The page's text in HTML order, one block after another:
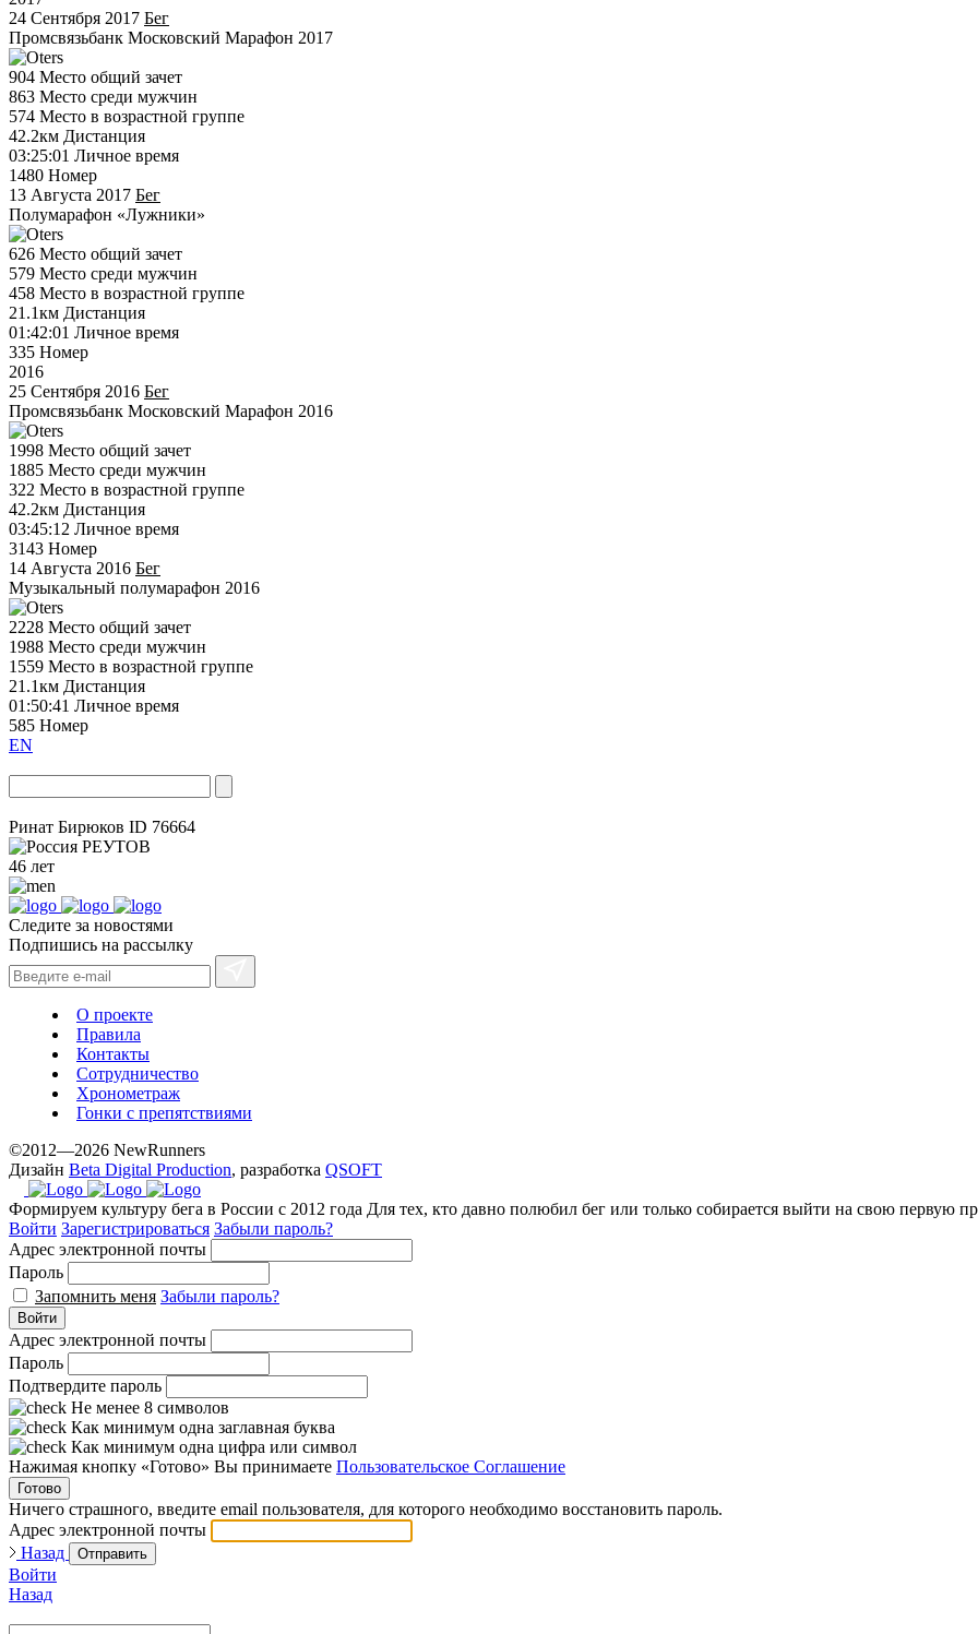
24 Сентября 2017 Бег
Промсвязьбанк Московский Марафон 2017
904 Место общий зачет
863 Место среди мужчин
574 Место в возрастной группе
42.2км Дистанция
03:25:01 Личное время
1480 Номер
13 Августа 2017 Бег
Полумарафон «Лужники»
626 Место общий зачет
579 Место среди мужчин
458 Место в возрастной группе
21.1км Дистанция
01:42:01 Личное время
335 Номер
2016
25 Сентября 2016 Бег
Промсвязьбанк Московский Марафон 2016
1998 Место общий зачет
1885 Место среди мужчин
322 Место в возрастной группе
42.2км Дистанция
03:45:12 Личное время
3143 Номер
14 Августа 2016 Бег
Музыкальный полумарафон 2016
2228 Место общий зачет
1988 Место среди мужчин
1559 Место в возрастной группе
21.1км Дистанция
01:50:41 Личное время
585 Номер
EN
Ринат Бирюков ID 76664
РЕУТОВ
46 лет
Следите за новостями
Подпишись на рассылку
О проекте
Правила
Контакты
Сотрудничество
Хронометраж
Гонки с препятствиями
©2012—2026 NewRunners
Дизайн Beta Digital Production, разработка QSOFT
Формируем культуру бега в России с 2012 года Для тех, кто давно полюбил бег или только собирается выйти на свою первую
Войти Зарегистрироваться Забыли пароль?
Адрес электронной почты
Пароль
Запомнить меня Забыли пароль?
Войти
Адрес электронной почты
Пароль
Подтвердите пароль
Не менее 8 символов
Как минимум одна заглавная буква
Как минимум одна цифра или символ
Нажимая кнопку «Готово» Вы принимаете Пользовательское Соглашение
Готово
Ничего страшного, введите email пользователя, для которого необходимо восстановить пароль.
Адрес электронной почты
Назад
Отправить
Войти
Назад